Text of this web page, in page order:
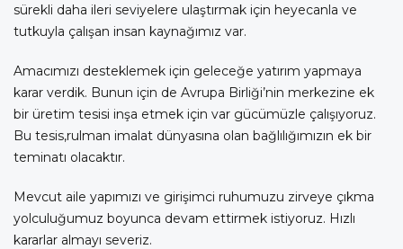
sürekli daha ileri seviyelere ulaştırmak için heyecanla ve
tutkuyla çalışan insan kaynağımız var.
Amacımızı desteklemek için geleceğe yatırım yapmaya
karar verdik. Bunun için de Avrupa Birliği’nin merkezine ek
bir üretim tesisi inşa etmek için var gücümüzle çalışıyoruz.
Bu tesis,rulman imalat dünyasına olan bağlılığımızın ek bir
teminatı olacaktır.
Mevcut aile yapımızı ve girişimci ruhumuzu zirveye çıkma
yolculuğumuz boyunca devam ettirmek istiyoruz. Hızlı
kararlar almayı severiz.